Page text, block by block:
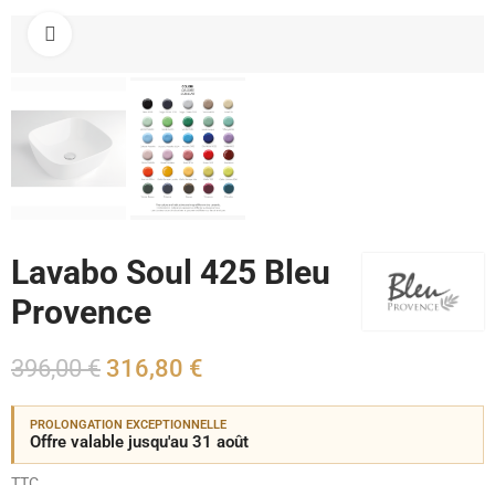
Lavabo Soul 425 Bleu
Provence
396,00 € 316,80 €
PROLONGATION EXCEPTIONNELLE
Offre valable jusqu'au 31 août